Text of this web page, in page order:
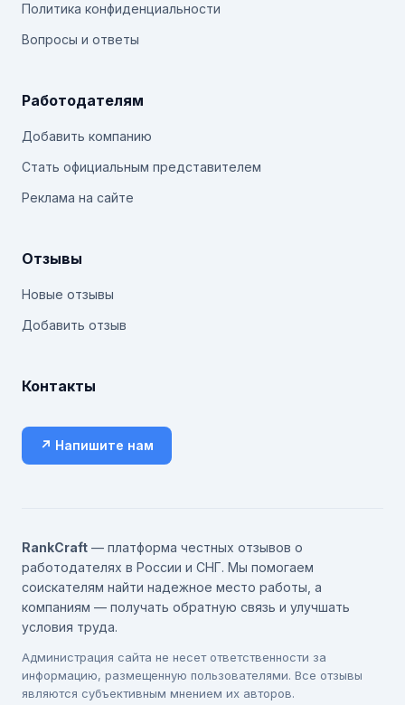
Политика конфиденциальности
Вопросы и ответы
Работодателям
Добавить компанию
Стать официальным представителем
Реклама на сайте
Отзывы
Новые отзывы
Добавить отзыв
Контакты
↗ Напишите нам
RankCraft — платформа честных отзывов о
работодателях в России и СНГ. Мы помогаем
соискателям найти надежное место работы, а
компаниям — получать обратную связь и улучшать
условия труда.
Администрация сайта не несет ответственности за
информацию, размещенную пользователями. Все отзывы
являются субъективным мнением их авторов.